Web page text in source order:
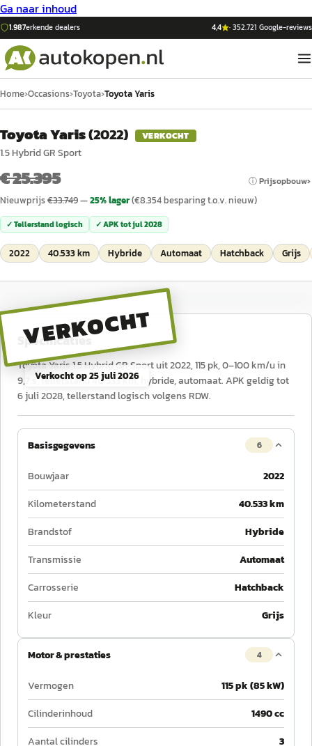
Ga naar inhoud
1.987erkende dealers 4,4 ·352.721 Google-reviews
Home›Occasions›Toyota›Toyota Yaris
Toyota Yaris(2022) VERKOCHT
1.5 Hybrid GR Sport
€ 25.395 ⓘ Prijsopbouw
Nieuwprijs€33.749—25% lager(€8.354besparing t.o.v. nieuw)
✓ Tellerstand logisch ✓ APK totjul 2028
2022 40.533 km Hybride Automaat Hatchback Grijs
VERKOCHT
Verkocht op25 juli 2026
Specificaties
Toyota Yaris 1.5 Hybrid GR Sport uit 2022, 115 pk, 0–100 km/u in
9,7 s, tellerstand 40.533 km, hybride, automaat. APK geldig tot
6 juli 2028, tellerstand logisch volgens RDW.
Basisgegevens 6
Bouwjaar
2022
Kilometerstand
40.533 km
Brandstof
Hybride
Transmissie
Automaat
Carrosserie
Hatchback
Kleur
Grijs
Motor & prestaties 4
Vermogen
115 pk (85 kW)
Cilinderinhoud
1490 cc
Aantal cilinders
3